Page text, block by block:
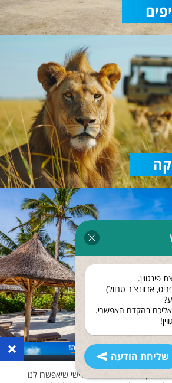
פינגווין.
אדוונצ'ר טרוול)
אליכם בהקדם האפשרי.
שליחת הודעה ×
ואוסף נתונים גם לצד שלישי שיאפשרו לנו